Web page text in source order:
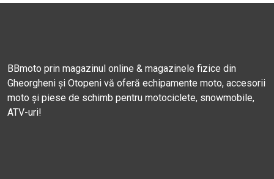
BBmoto prin magazinul online & magazinele fizice din
Gheorgheni și Otopeni vă oferă echipamente moto, accesorii
moto și piese de schimb pentru motociclete, snowmobile,
ATV-uri!